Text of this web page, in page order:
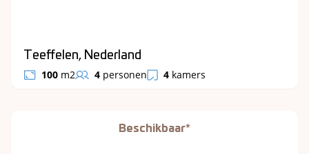
Teeffelen, Nederland
100 m2 4 personen 4 kamers
Beschikbaar*